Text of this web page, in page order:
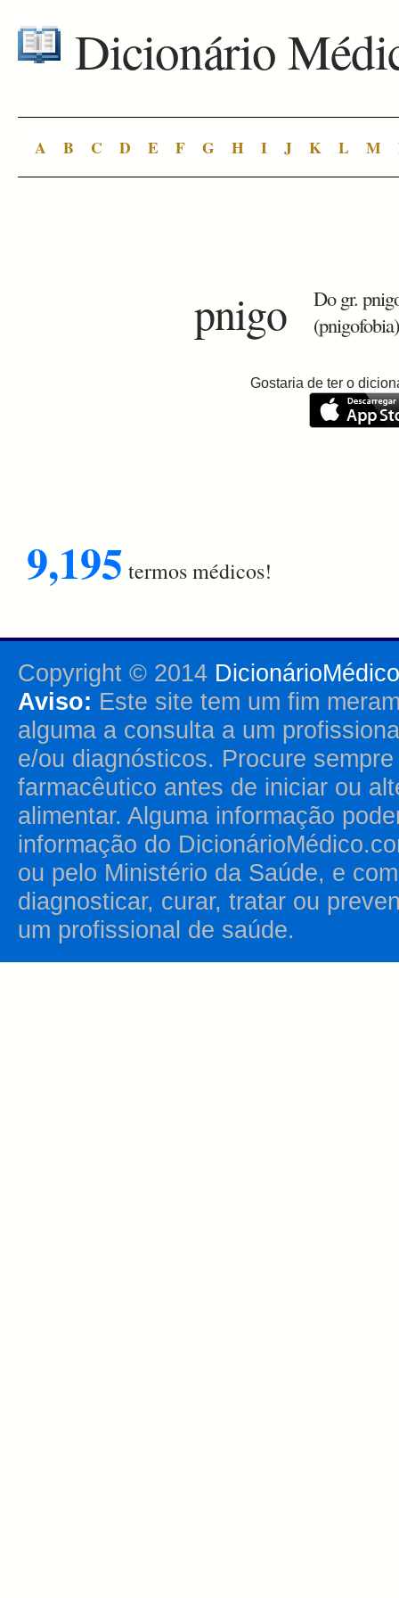
Dicionário
A B C D E F G H I J K L M
pnigo
Do gr.
Gostaria de ter o
9,195 termos médicos!
Copyright © 2014
Aviso: Este site tem um fim
alguma a consulta a um
e/ou diagnósticos. Procure
farmacêutico antes de iniciar ou
alimentar. Alguma informação
informação do
ou pelo Ministério da Saúde, e
diagnosticar, curar, tratar ou
um profissional de saúde.